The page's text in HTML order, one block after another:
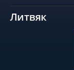
Литвяк